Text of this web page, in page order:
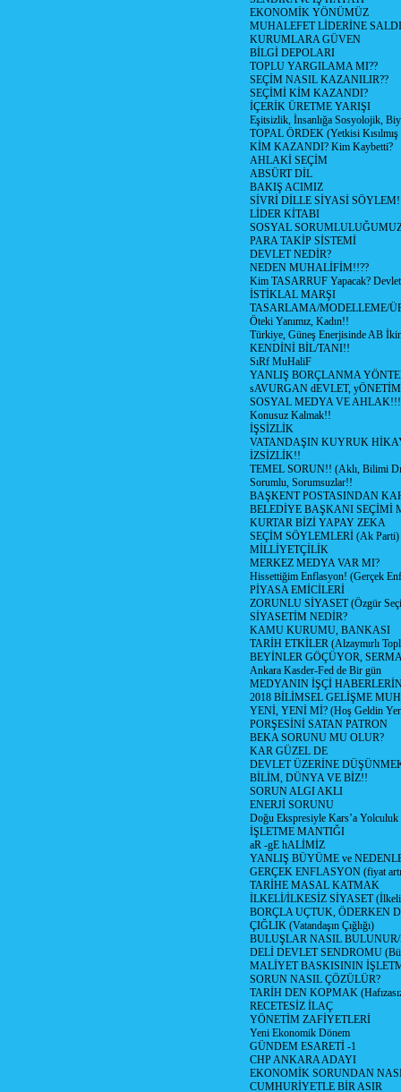
EKONOMİK YÖNÜMÜZ
MUHALEFET LİDERİNE
KURUMLARA GÜVEN
BİLGİ DEPOLARI
TOPLU YARGILAMA MI??
SEÇİM NASIL KAZANILIR??
SEÇİMİ KİM KAZANDI?
İÇERİK ÜRETME YARIŞI
Eşitsizlik, İnsanlığa Sosyolojik,
TOPAL ÖRDEK (Yetkisi
KİM KAZANDI? Kim Kaybetti?
AHLAKİ SEÇİM
ABSÜRT DİL
BAKIŞ ACIMIZ
SİVRİ DİLLE SİYASİ
LİDER KİTABI
SOSYAL
PARA TAKİP SİSTEMİ
DEVLET NEDİR?
NEDEN MUHALİFİM!!??
Kim TASARRUF Yapacak? Devlet
İSTİKLAL MARŞI
TASARLAMA/MODELLEME/
Öteki Yanımız, Kadın!!
Türkiye, Güneş Enerjisinde AB
KENDİNİ BİL/TANI!!
SıRf MuHaliF
YANLIŞ BORÇLANMA
sAVURGAN dEVLET,
SOSYAL MEDYA VE AHLAK!!!
Konusuz Kalmak!!
İŞSİZLİK
VATANDAŞIN KUYRUK
İZSİZLİK!!
TEMEL SORUN!! (Aklı, Bilimi
Sorumlu, Sorumsuzlar!!
BAŞKENT POSTASINDAN
BELEDİYE BAŞKANI SEÇİMİ
KURTAR BİZİ YAPAY ZEKA
SEÇİM SÖYLEMLERİ (Ak Parti)
MİLLİYETÇİLİK
MERKEZ MEDYA VAR MI?
Hissettiğim Enflasyon! (Gerçek
PİYASA EMİCİLERİ
ZORUNLU SİYASET (Özgür
SİYASETİM NEDİR?
KAMU KURUMU, BANKASI
TARİH ETKİLER (Alzaymırlı
BEYİNLER GÖÇÜYOR,
Ankara Kasder-Fed de Bir gün
MEDYANIN İŞÇİ
2018 BİLİMSEL GELİŞME
YENİ, YENİ Mİ? (Hoş Geldin
PORŞESİNİ SATAN PATRON
BEKA SORUNU MU OLUR?
KAR GÜZEL DE
DEVLET ÜZERİNE
BİLİM, DÜNYA VE BİZ!!
SORUN ALGI AKLI
ENERJİ SORUNU
Doğu Ekspresiyle Kars’a Yolculuk
İŞLETME MANTIĞI
aR -gE hALİMİZ
YANLIŞ BÜYÜME ve
GERÇEK ENFLASYON (fiyat
TARİHE MASAL KATMAK
İLKELİ/İLKESİZ SİYASET
BORÇLA UÇTUK, ÖDERKEN
ÇIĞLIK (Vatandaşın Çığlığı)
BULUŞLAR NASIL
DELİ DEVLET SENDROMU
MALİYET BASKISININ
SORUN NASIL ÇÖZÜLÜR?
TARİH DEN KOPMAK
RECETESİZ İLAÇ
YÖNETİM ZAFİYETLERİ
Yeni Ekonomik Dönem
GÜNDEM ESARETİ -1
CHP ANKARA ADAYI
EKONOMİK SORUNDAN
CUMHURİYETLE BİR ASIR